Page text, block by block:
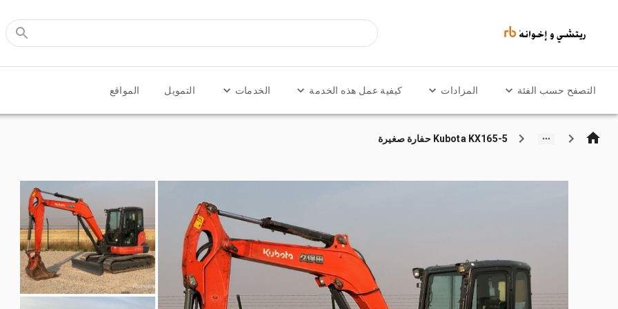
التصفح حسب الفئة المزادات كيفية عمل هذه الخدمة الخدمات التمويل المواقع
Kubota KX165-5 حفارة صغيرة